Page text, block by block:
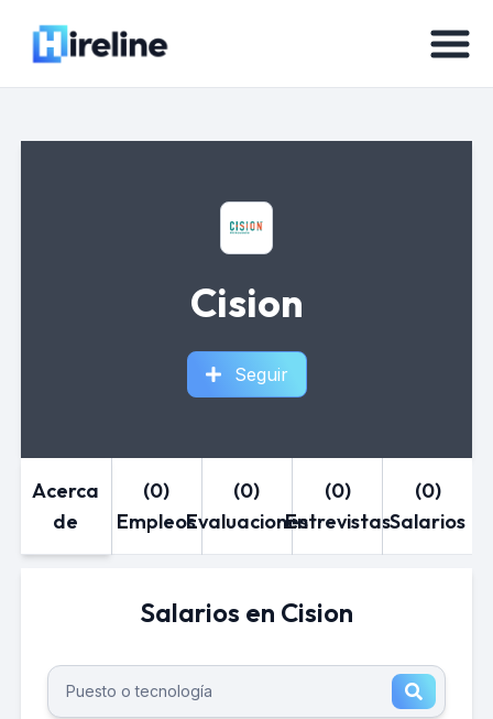
Cision
Seguir
Acerca
de
(0)
Empleos
(0)
Evaluaciones
(0)
Entrevistas
(0)
Salarios
Salarios en Cision